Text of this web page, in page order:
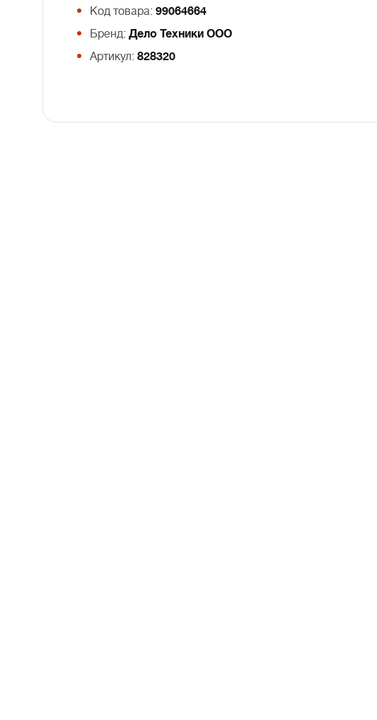
Код товара: 99064664
Бренд: Дело Техники ООО
Артикул: 828320